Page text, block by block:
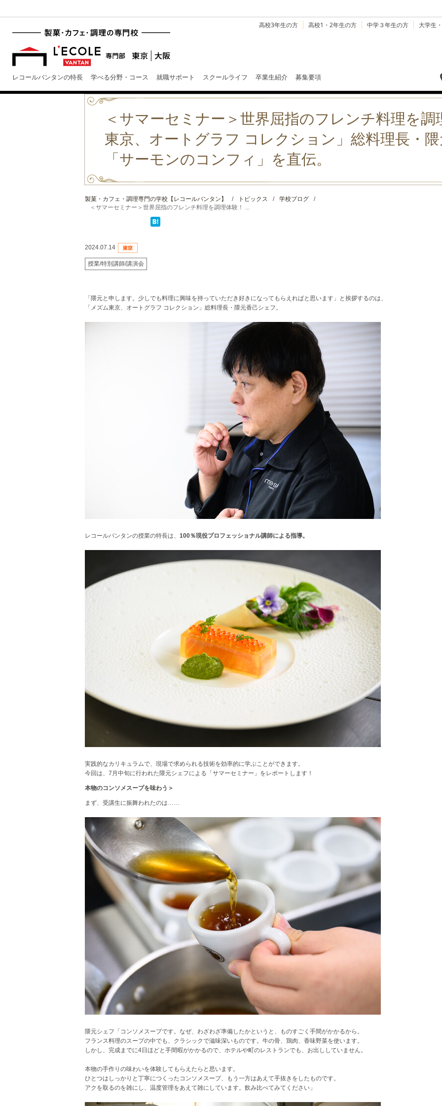
高校3年生の方 高校1・2年生の方 中学３年生の方 大学生
レコールバンタンの特長 学べる分野・コース 就職サポート スクールライフ 卒業生紹介 募集要項
＜サマーセミナー＞世界屈指のフレンチ料理を調
東京、オートグラフ コレクション」総料理長・
「サーモンのコンフィ」を直伝。
製菓・カフェ・調理専門の学校【レコールバンタン】 / トピックス / 学校ブログ
/
＜サマーセミナー＞世界屈指のフレンチ料理を調理体験！ ...
2024.07.14
授業/特別講師/講演会
「隈元と申します。少しでも料理に興味を持っていただき好きになってもらえればと思います」と挨拶するのは、
「メズム東京、オートグラフ コレクション」総料理長・隈元香己シェフ。
レコールバンタンの授業の特長は、 100％現役プロフェッショナル講師による指導。
実践的なカリキュラムで、現場で求められる技術を効率的に学ぶことができます。
今回は、7月中旬に行われた隈元シェフによる「サマーセミナー」をレポートします！
本物のコンソメスープを味わう＞
まず、受講生に振舞われたのは……
隈元シェフ「コンソメスープです。なぜ、わざわざ準備したかというと、ものすごく手間がかかるから。
フランス料理のスープの中でも、クラシックで滋味深いものです。牛の骨、鶏肉、香味野菜を使います。
しかし、完成までに4日ほどと手間暇がかかるので、ホテルや町のレストランでも、お出ししていません。
本物の手作りの味わいを体験してもらえたらと思います。
ひとつはしっかりと丁寧につくったコンソメスープ、もう一方はあえて手抜きをしたものです。
アクを取るのを雑にし、温度管理をあえて雑にしています。飲み比べてみてください」